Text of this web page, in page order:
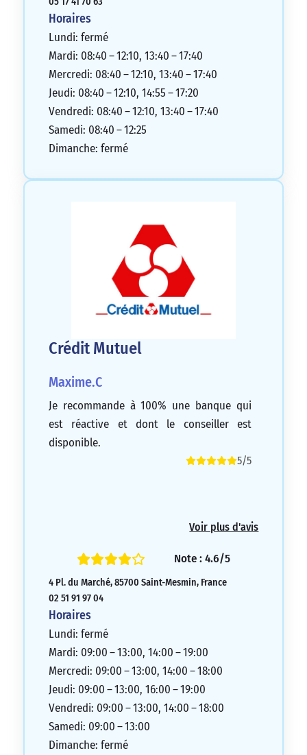
Horaires
Lundi: fermé
Mardi: 08:40 – 12:10, 13:40 – 17:40
Mercredi: 08:40 – 12:10, 13:40 – 17:40
Jeudi: 08:40 – 12:10, 14:55 – 17:20
Vendredi: 08:40 – 12:10, 13:40 – 17:40
Samedi: 08:40 – 12:25
Dimanche: fermé
Crédit Mutuel
Maxime.C
Je recommande à 100% une banque qui
est réactive et dont le conseiller est
disponible.
5/5
Voir plus d'avis
Note : 4.6/5
4 Pl. du Marché, 85700 Saint-Mesmin, France
02 51 91 97 04
Horaires
Lundi: fermé
Mardi: 09:00 – 13:00, 14:00 – 19:00
Mercredi: 09:00 – 13:00, 14:00 – 18:00
Jeudi: 09:00 – 13:00, 16:00 – 19:00
Vendredi: 09:00 – 13:00, 14:00 – 18:00
Samedi: 09:00 – 13:00
Dimanche: fermé